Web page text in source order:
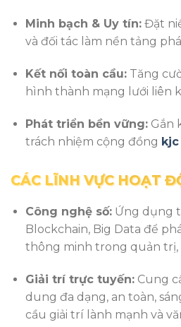
Minh bạch & Uy tín:Đặt
và đối tác làm nền tảng
Kết nối toàn cầu:Tăng
hình thành mạng lưới liên
Phát triển bền vững:Gắn
trách nhiệm cộng đồng kjc
CÁC LĨNH VỰC HOẠT
Công nghệ số:Ứng dụng
Blockchain, Big Data để
thông minh trong quản trị,
Giải trí trực tuyến:Cung
dung đa dạng, an toàn,
cầu giải trí lành mạnh và